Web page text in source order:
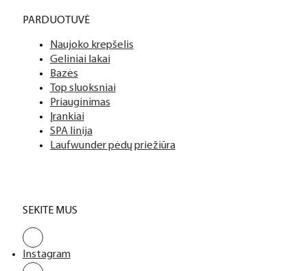
PARDUOTUVĖ
Naujoko krepšelis
Geliniai lakai
Bazės
Top sluoksniai
Priauginimas
Įrankiai
SPA linija
Laufwunder pėdų priežiūra
SEKITE MUS
Instagram